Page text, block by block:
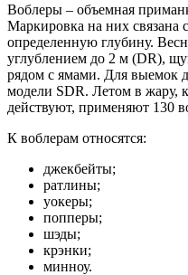
Воблеры – объемная
Маркировка на них связана
определенную глубину.
углублением до 2 м (DR),
рядом с ямами. Для выемок
модели SDR. Летом в жару,
действуют, применяют 130
К воблерам относятся:
джекбейты;
ратлины;
уокеры;
попперы;
шэды;
крэнки;
минноу.